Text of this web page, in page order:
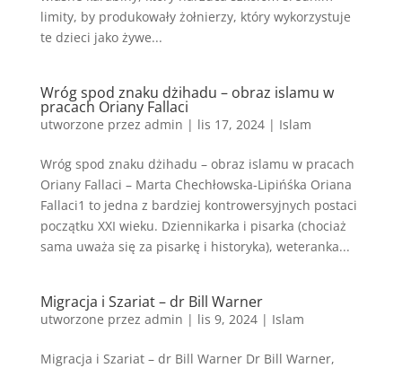
limity, by produkowały żołnierzy, który wykorzystuje
te dzieci jako żywe...
Wróg spod znaku dżihadu – obraz islamu w
pracach Oriany Fallaci
utworzone przez admin | lis 17, 2024| Islam
Wróg spod znaku dżihadu – obraz islamu w pracach
Oriany Fallaci – Marta Chechłowska-Lipińśka Oriana
Fallaci1 to jedna z bardziej kontrowersyjnych postaci
początku XXI wieku. Dziennikarka i pisarka (chociaż
sama uważa się za pisarkę i historyka), weteranka...
Migracja i Szariat – dr Bill Warner
utworzone przez admin | lis 9, 2024| Islam
Migracja i Szariat – dr Bill Warner Dr Bill Warner,